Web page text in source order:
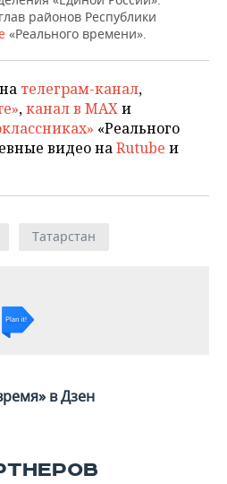
районов Республики
«Реального времени».
телеграм-канал,
,канал в MAXи
«Реального
видео наRutube и
Татарстан
в Дзен